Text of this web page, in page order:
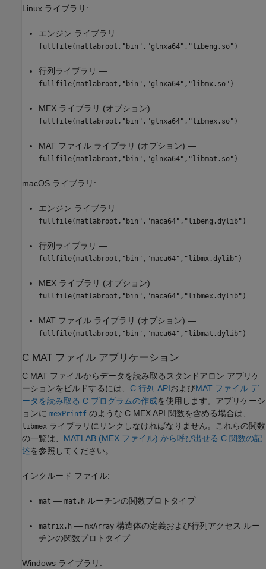
Linux ライブラリ:
エンジン ライブラリ —
fullfile(matlabroot,"bin","glnxa64","libeng.so")
行列ライブラリ —
fullfile(matlabroot,"bin","glnxa64","libmx.so")
MEX ライブラリ (オプション) —
fullfile(matlabroot,"bin","glnxa64","libmex.so")
MAT ファイル ライブラリ (オプション) —
fullfile(matlabroot,"bin","glnxa64","libmat.so")
macOS ライブラリ:
エンジン ライブラリ —
fullfile(matlabroot,"bin","maca64","libeng.dylib")
行列ライブラリ —
fullfile(matlabroot,"bin","maca64","libmx.dylib")
MEX ライブラリ (オプション) —
fullfile(matlabroot,"bin","maca64","libmex.dylib")
MAT ファイル ライブラリ (オプション) —
fullfile(matlabroot,"bin","maca64","libmat.dylib")
C MAT ファイル アプリケーション
C MAT ファイルからデータを読み取るスタンドアロン アプリケ
ーションをビルドするには、 C 行列 APIおよびMAT ファイル デ
ータを読み取る C プログラムの作成を使用します。アプリケーシ
ョンに mexPrintf のような C MEX API 関数を含める場合は、
libmex ライブラリにリンクしなければなりません。これらの関数
の一覧は、 MATLAB (MEX ファイル) から呼び出せる C 関数の記
述を参照してください。
インクルード ファイル:
mat — mat.h ルーチンの関数プロトタイプ
matrix.h — mxArray 構造体の定義および行列アクセス ルー
チンの関数プロトタイプ
Windows ライブラリ: